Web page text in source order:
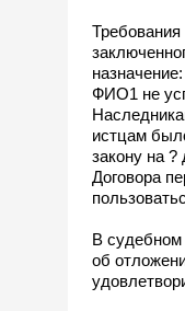
ФИО1 не
истцам
закону на
Договора
В
об